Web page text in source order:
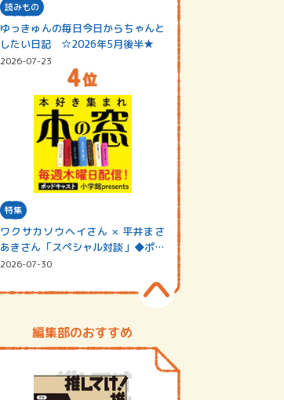
読みもの
ゆっきゅんの毎日今日からちゃんと
したい日記 ☆2026年5月後半★
2026-07-23
特集
ワクサカソウヘイさん × 平井まさ
あきさん「スペシャル対談」◆ポッ
ドキャスト…
2026-07-30
編集部のおすすめ